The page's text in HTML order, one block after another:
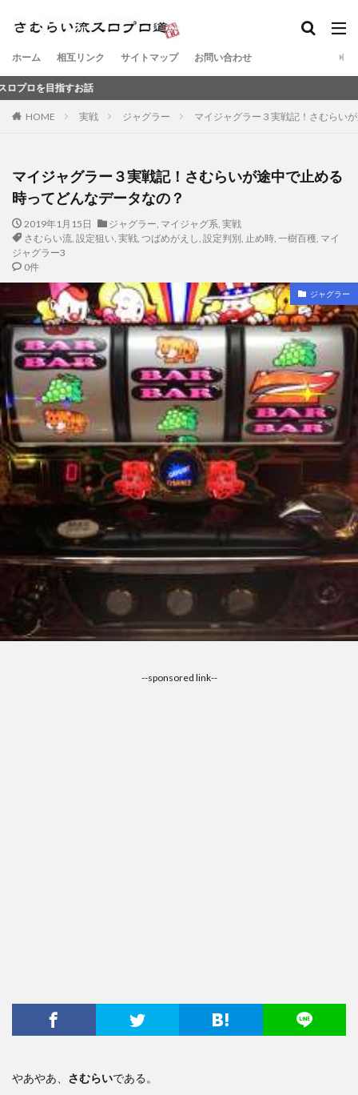
ホーム 相互リンク サイトマップ お問い合わせ
話
HOME 実戦 ジャグラー マイジャグラー３実戦記！さむらい
マイジャグラー３実戦記！さむらいが途中で止める
時ってどんなデータなの？
2019年1月15日 ジャグラー, マイジャグ系, 実戦
さむらい流, 設定狙い, 実戦, つばめがえし, 設定判別, 止め時, 一樹百穫, マイ
ジャグラー3
0件
ジャグラー
--sponsored link--
やあやあ、 さむらいである。